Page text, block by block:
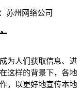
苏州网络公司
为人们获取信息、进
这样的背景下，各地
，以更好地宣传本地